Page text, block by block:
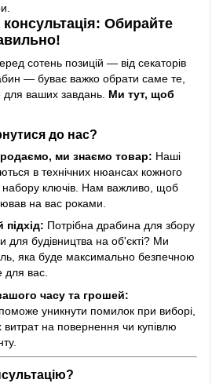
Обирайте
сотень позицій — від секаторів
— буває важко обрати саме те,
для ваших завдань. Ми тут, щоб
до нас?
ми знаємо товар: Наші
в технічних нюансах кожного
ключів. Нам важливо, щоб
на вас роками.
підхід: Потрібна драбина для збору
для будівництва на об'єкті? Ми
яка буде максимально безпечною
для вас.
часу та грошей:
уникнути помилок при виборі,
на повернення чи купівлю